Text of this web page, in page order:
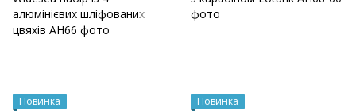
Новинка
Новинка